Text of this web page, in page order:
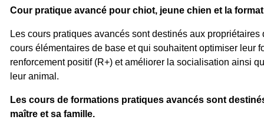
Cour pratique avancé pour chiot, jeune chien et la
Les cours pratiques avancés sont destinés aux propriétaires
cours élémentaires de base et qui souhaitent optimiser leur
renforcement positif (R+) et améliorer la socialisation ainsi
leur animal.
Les cours de formations pratiques avancés sont
maître et sa famille.